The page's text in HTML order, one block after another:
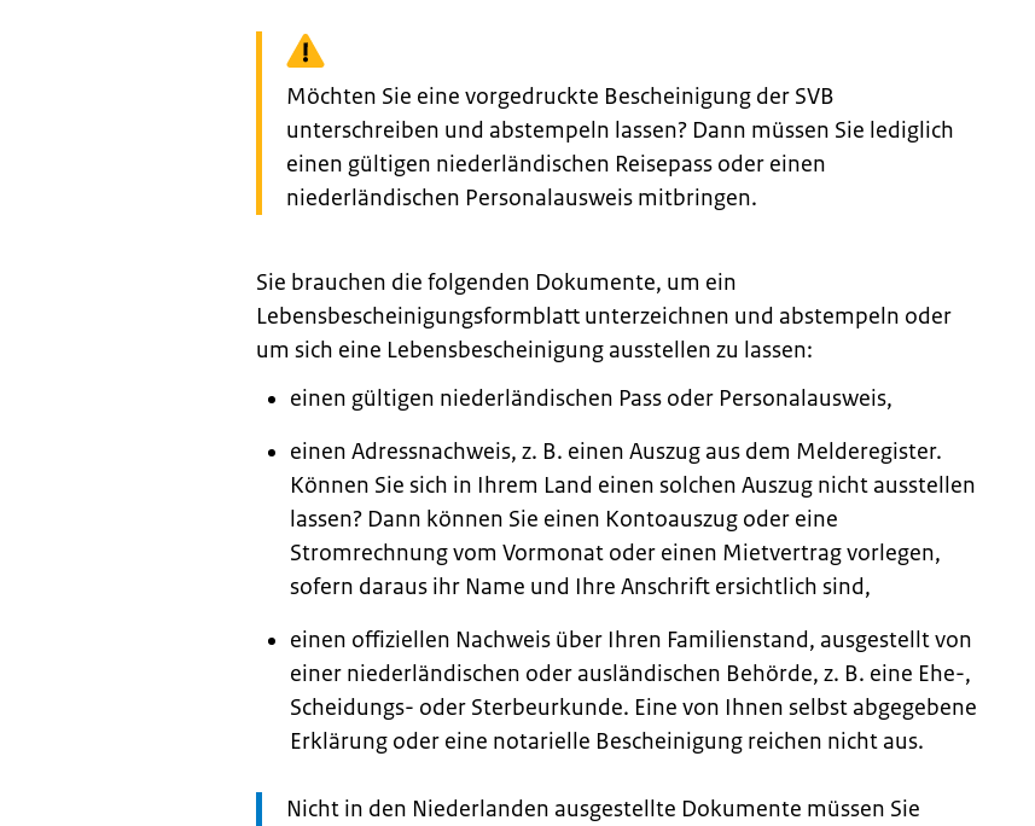
Waarschuwing:
Möchten Sie eine vorgedruckte Bescheinigung der SVB
unterschreiben und abstempeln lassen? Dann müssen Sie lediglich
einen gültigen niederländischen Reisepass oder einen
niederländischen Personalausweis mitbringen.
Sie brauchen die folgenden Dokumente, um ein
Lebensbescheinigungsformblatt unterzeichnen und abstempeln oder
um sich eine Lebensbescheinigung ausstellen zu lassen:
einen gültigen niederländischen Pass oder Personalausweis,
einen Adressnachweis, z. B. einen Auszug aus dem Melderegister.
Können Sie sich in Ihrem Land einen solchen Auszug nicht ausstellen
lassen? Dann können Sie einen Kontoauszug oder eine
Stromrechnung vom Vormonat oder einen Mietvertrag vorlegen,
sofern daraus ihr Name und Ihre Anschrift ersichtlich sind,
einen offiziellen Nachweis über Ihren Familienstand, ausgestellt von
einer niederländischen oder ausländischen Behörde, z. B. eine Ehe-,
Scheidungs- oder Sterbeurkunde. Eine von Ihnen selbst abgegebene
Erklärung oder eine notarielle Bescheinigung reichen nicht aus.
Let
Nicht in den Niederlanden ausgestellte Dokumente müssen Sie